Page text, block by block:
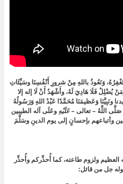
وَنَعُوذُ باللهِ مِنْ شرورِ أَنْفُسِنَا وسَيِّئَاتِ
يُضْلِلْ فَلَا هَادِيَ لَهُ، وأَشْهَدُ أَنْ لَا إله إلا
ونَبِيَّنَا وَعَظيمَنَا مُحَمَّدًا عَبْدُ اللهِ وَرَسُولُهُ
اللَّهُ – تعالى –عَلَيْهِ وعَلَى آله الطيبين
وأتباعهم بإحسانٍ إلى يوم الدينِ وسَلَّمَ
ولزوم طاعته، كما أُحذِّركم وأُحذِّر
جل من قائل: